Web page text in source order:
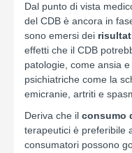
Dal punto di vista
del CDB è ancora in
sono emersi dei
effetti che il CDB
patologie, come ansia
psichiatriche come la
emicranie, artriti e
Deriva che il consumo
terapeutici è preferibile
consumatori possono